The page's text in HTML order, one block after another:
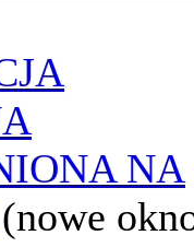
NA
(nowe